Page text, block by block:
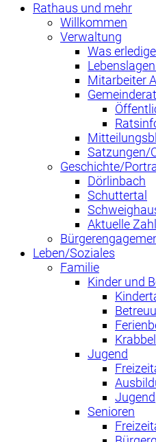
Rathaus und mehr
Willkommen
Verwaltung
Was
Mitarbeiter
Gemeinderat
Satzungen/
Geschichte/
Dörlinbach
Schuttertal
Aktuelle
Leben/Soziales
Familie
Kinder und
Jugend
Senioren